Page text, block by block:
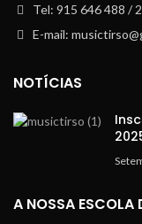
Tel: 915 646 488 /
E-mail:
NOTÍCIAS
A NOSSA ESCOLA